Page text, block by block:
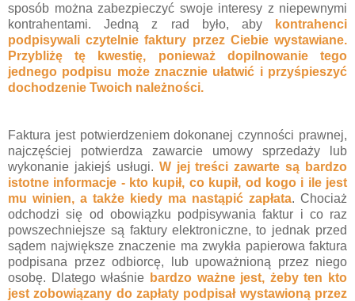
sposób można zabezpieczyć swoje interesy z niepewnymi
kontrahentami. Jedną z rad było, aby
kontrahenci
podpisywali czytelnie faktury przez Ciebie wystawiane.
Przybliżę tę kwestię, ponieważ dopilnowanie tego
jednego podpisu może znacznie ułatwić i przyśpieszyć
dochodzenie Twoich należności.
Faktura jest potwierdzeniem dokonanej czynności prawnej,
najczęściej potwierdza zawarcie umowy sprzedaży lub
wykonanie jakiejś usługi. W jej treści zawarte są bardzo
istotne informacje - kto kupił, co kupił, od kogo i ile jest
mu winien, a także kiedy ma nastąpić zapłata. Chociaż
odchodzi się od obowiązku podpisywania faktur i co raz
powszechniejsze są faktury elektroniczne, to jednak przed
sądem największe znaczenie ma zwykła papierowa faktura
podpisana przez odbiorcę, lub upoważnioną przez niego
osobę. Dlatego właśnie bardzo ważne jest, żeby ten kto
jest zobowiązany do zapłaty podpisał wystawioną przez